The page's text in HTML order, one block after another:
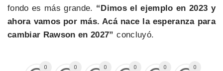
fondo es más grande. “Dimos el ejemplo en 2023 y
ahora vamos por más. Acá nace la esperanza para
cambiar Rawson en 2027” concluyó.
0 0 0 0 0 0